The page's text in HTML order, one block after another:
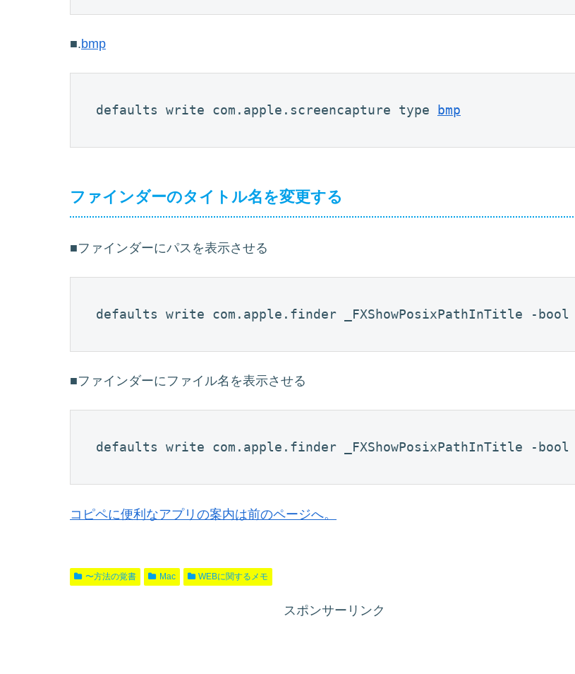
■.bmp
defaults write com.apple.screencapture type bmp
ファインダーのタイトル名を変更する
■ファインダーにパスを表示させる
defaults write com.apple.finder _FXShowPosixPathInTitle -bool
■ファインダーにファイル名を表示させる
defaults write com.apple.finder _FXShowPosixPathInTitle -bool
コピペに便利なアプリの案内は前のページへ。
〜方法の覚書 Mac WEBに関するメモ
スポンサーリンク